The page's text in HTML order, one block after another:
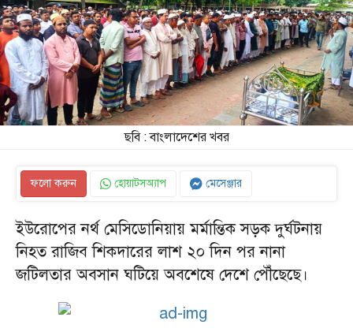
ছবি : বাংলাদেশের খবর
ফলো করুন হোয়াটসঅ্যাপ মেসেঞ্জার
ইউরোপের নর্থ মেসিডোনিয়ায় মর্মান্তিক সড়ক দুর্ঘটনায়
নিহত রাজিব শিকদারের লাশ ২০ দিন পর নানা
জটিলতার অবসান ঘটিয়ে অবশেষে দেশে পৌঁছেছে।